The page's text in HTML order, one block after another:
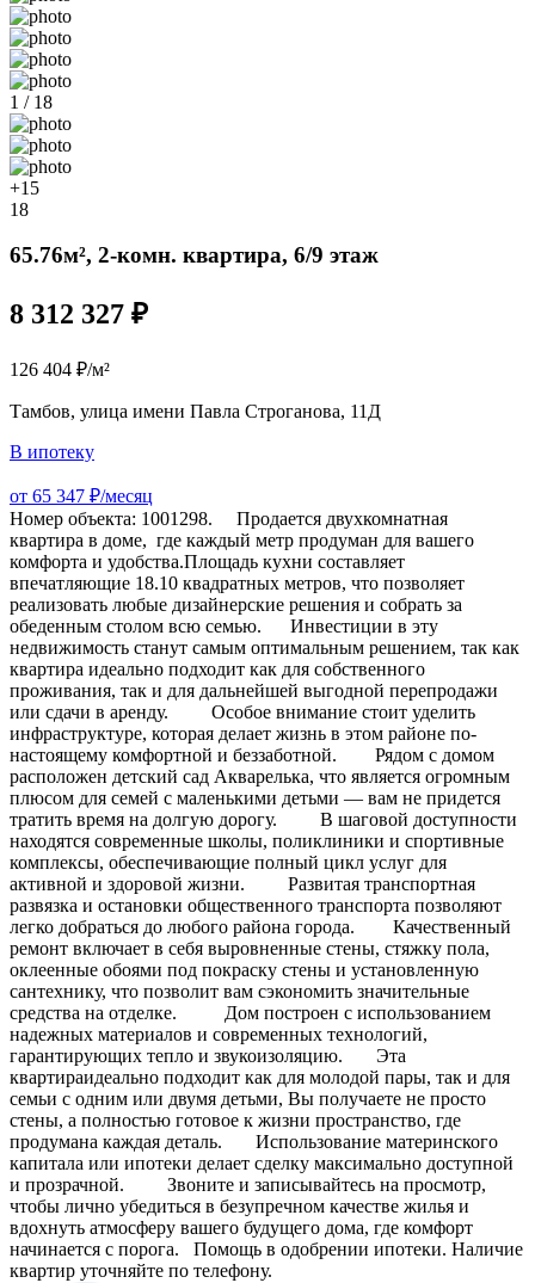
1 / 18
+15
18
65.76м², 2-комн. квартира, 6/9 этаж
8 312 327 ₽
126 404 ₽/м²
Тамбов, улица имени Павла Строганова, 11Д
В ипотеку
от 65 347 ₽/месяц
Номер объекта: 1001298. Продается двухкомнатная
квартира в доме, где каждый метр продуман для вашего
комфорта и удобства.Площадь кухни составляет
впечатляющие 18.10 квадратных метров, что позволяет
реализовать любые дизайнерские решения и собрать за
обеденным столом всю семью. Инвестиции в эту
недвижимость станут самым оптимальным решением, так как
квартира идеально подходит как для собственного
проживания, так и для дальнейшей выгодной перепродажи
или сдачи в аренду. Особое внимание стоит уделить
инфраструктуре, которая делает жизнь в этом районе по-
настоящему комфортной и беззаботной. Рядом с домом
расположен детский сад Акварелька, что является огромным
плюсом для семей с маленькими детьми — вам не придется
тратить время на долгую дорогу. В шаговой доступности
находятся современные школы, поликлиники и спортивные
комплексы, обеспечивающие полный цикл услуг для
активной и здоровой жизни. Развитая транспортная
развязка и остановки общественного транспорта позволяют
легко добраться до любого района города. Качественный
ремонт включает в себя выровненные стены, стяжку пола,
оклеенные обоями под покраску стены и установленную
сантехнику, что позволит вам сэкономить значительные
средства на отделке. Дом построен с использованием
надежных материалов и современных технологий,
гарантирующих тепло и звукоизоляцию. Эта
квартираидеально подходит как для молодой пары, так и для
семьи с одним или двумя детьми, Вы получаете не просто
стены, а полностью готовое к жизни пространство, где
продумана каждая деталь. Использование материнского
капитала или ипотеки делает сделку максимально доступной
и прозрачной. Звоните и записывайтесь на просмотр,
чтобы лично убедиться в безупречном качестве жилья и
вдохнуть атмосферу вашего будущего дома, где комфорт
начинается с порога. Помощь в одобрении ипотеки. Наличие
квартир уточняйте по телефону.